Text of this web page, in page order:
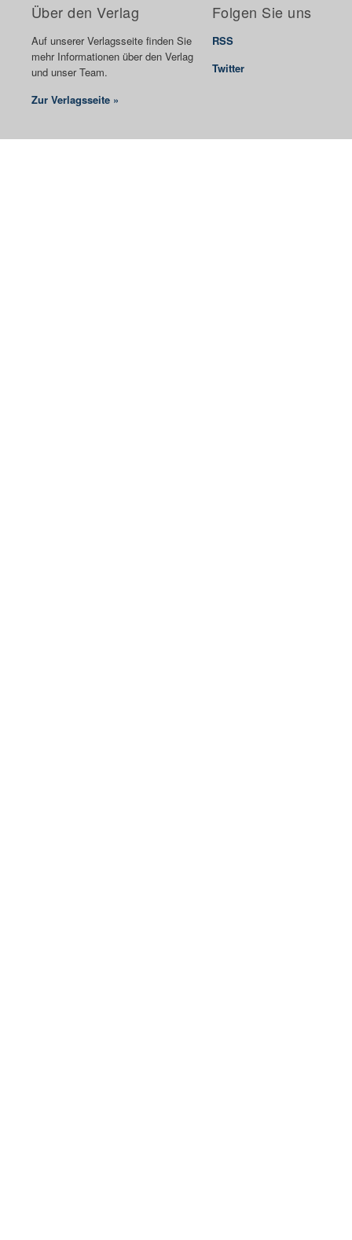
Über den Verlag
Auf unserer Verlagsseite finden Sie
mehr Informationen über den Verlag
und unser Team.
Zur Verlagsseite »
Folgen Sie uns
RSS
Twitter